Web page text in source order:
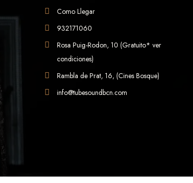
Como Llegar
932171060
Rosa Puig-Rodon, 10 (Gratuito* ver
condiciones)
Rambla de Prat, 16, (Cines Bosque)
info@tubesoundbcn.com